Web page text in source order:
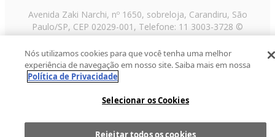
Avenida Zaki Narchi, nº 1650, sobreloja, Carandiru, São
Paulo/SP, CEP 02029-001, Telefone: 11 3003-3728 ©
2013 Fast Shop - Todos os direitos reservadosRF
Nós utilizamos cookies para que você tenha uma melhor
experiência de navegação em nosso site. Saiba mais em nossa
Política de Privacidade
Selecionar os Cookies
Rejeitar todos os cookies